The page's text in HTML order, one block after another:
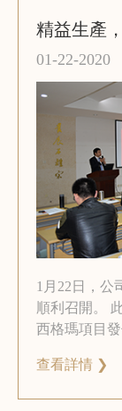
精益生產
01-22-2020
1月22日，公
順利召開。
西格瑪項目
了此次會議。
查看詳情 ❯